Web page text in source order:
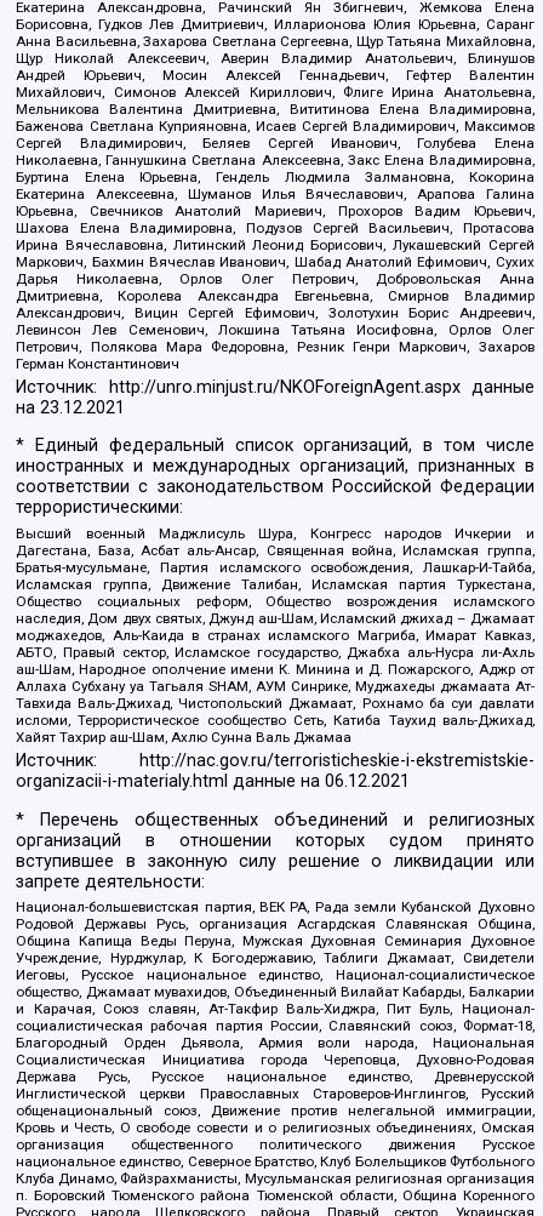
Екатерина Александровна, Рачинский Ян Збигневич, Жемкова Елена
Борисовна, Гудков Лев Дмитриевич, Илларионова Юлия Юрьевна, Саранг
Анна Васильевна, Захарова Светлана Сергеевна, Щур Татьяна Михайловна,
Щур Николай Алексеевич, Аверин Владимир Анатольевич, Блинушов
Андрей Юрьевич, Мосин Алексей Геннадьевич, Гефтер Валентин
Михайлович, Симонов Алексей Кириллович, Флиге Ирина Анатольевна,
Мельникова Валентина Дмитриевна, Вититинова Елена Владимировна,
Баженова Светлана Куприяновна, Исаев Сергей Владимирович, Максимов
Сергей Владимирович, Беляев Сергей Иванович, Голубева Елена
Николаевна, Ганнушкина Светлана Алексеевна, Закс Елена Владимировна,
Буртина Елена Юрьевна, Гендель Людмила Залмановна, Кокорина
Екатерина Алексеевна, Шуманов Илья Вячеславович, Арапова Галина
Юрьевна, Свечников Анатолий Мариевич, Прохоров Вадим Юрьевич,
Шахова Елена Владимировна, Подузов Сергей Васильевич, Протасова
Ирина Вячеславовна, Литинский Леонид Борисович, Лукашевский Сергей
Маркович, Бахмин Вячеслав Иванович, Шабад Анатолий Ефимович, Сухих
Дарья Николаевна, Орлов Олег Петрович, Добровольская Анна
Дмитриевна, Королева Александра Евгеньевна, Смирнов Владимир
Александрович, Вицин Сергей Ефимович, Золотухин Борис Андреевич,
Левинсон Лев Семенович, Локшина Татьяна Иосифовна, Орлов Олег
Петрович, Полякова Мара Федоровна, Резник Генри Маркович, Захаров
Герман Константинович
Источник: http://unro.minjust.ru/NKOForeignAgent.aspxданные
на23.12.2021
* Единый федеральный список организаций, в том числе
иностранных и международных организаций, признанных в
соответствии с законодательством Российской Федерации
террористическими:
Высший военный Маджлисуль Шура, Конгресс народов Ичкерии и
Дагестана, База, Асбат аль-Ансар, Священная война, Исламская группа,
Братья-мусульмане, Партия исламского освобождения, Лашкар-И-Тайба,
Исламская группа, Движение Талибан, Исламская партия Туркестана,
Общество социальных реформ, Общество возрождения исламского
наследия, Дом двух святых, Джунд аш-Шам, Исламский джихад – Джамаат
моджахедов, Аль-Каида в странах исламского Магриба, Имарат Кавказ,
АБТО, Правый сектор, Исламское государство, Джабха аль-Нусра ли-Ахль
аш-Шам, Народное ополчение имени К. Минина и Д. Пожарского, Аджр от
Аллаха Субхану уа Тагьаля SHAM, АУМ Синрике, Муджахеды джамаата Ат-
Тавхида Валь-Джихад, Чистопольский Джамаат, Рохнамо ба суи давлати
исломи, Террористическое сообщество Сеть, Катиба Таухид валь-Джихад,
Хайят Тахрир аш-Шам, Ахлю Сунна Валь Джамаа
Источник:
http://nac.gov.ru/terroristicheskie-i-ekstremistskie-
organizacii-i-materialy.html данные на06.12.2021
* Перечень общественных объединений и религиозных
организаций в отношении которых судом принято
вступившее в законную силу решение о ликвидации или
запрете деятельности:
Национал-большевистская партия, ВЕК РА, Рада земли Кубанской Духовно
Родовой Державы Русь, организация Асгардская Славянская Община,
Община Капища Веды Перуна, Мужская Духовная Семинария Духовное
Учреждение, Нурджулар, К Богодержавию, Таблиги Джамаат, Свидетели
Иеговы, Русское национальное единство, Национал-социалистическое
общество, Джамаат мувахидов, Объединенный Вилайат Кабарды, Балкарии
и Карачая, Союз славян, Ат-Такфир Валь-Хиджра, Пит Буль, Национал-
социалистическая рабочая партия России, Славянский союз, Формат-18,
Благородный Орден Дьявола, Армия воли народа, Национальная
Социалистическая Инициатива города Череповца, Духовно-Родовая
Держава Русь, Русское национальное единство, Древнерусской
Инглистической церкви Православных Староверов-Инглингов, Русский
общенациональный союз, Движение против нелегальной иммиграции,
Кровь и Честь, О свободе совести и о религиозных объединениях, Омская
организация общественного политического движения Русское
национальное единство, Северное Братство, Клуб Болельщиков Футбольного
Клуба Динамо, Файзрахманисты, Мусульманская религиозная организация
п. Боровский Тюменского района Тюменской области, Община Коренного